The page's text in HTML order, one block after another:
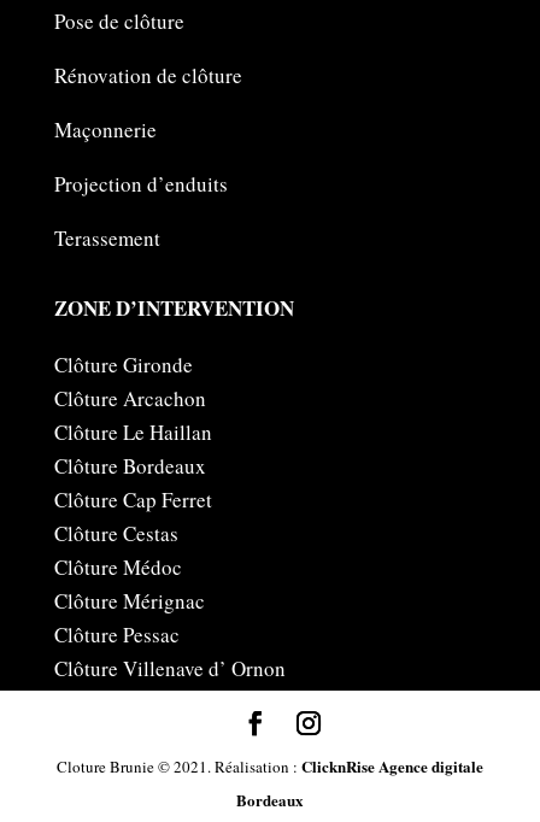
Pose de clôture
Rénovation de clôture
Maçonnerie
Projection d’enduits
Terassement
ZONE D’INTERVENTION
Clôture Gironde
Clôture Arcachon
Clôture Le Haillan
Clôture Bordeaux
Clôture Cap Ferret
Clôture Cestas
Clôture Médoc
Clôture Mérignac
Clôture Pessac
Clôture Villenave d’ Ornon
Cloture Brunie © 2021. Réalisation : ClicknRise Agence digitale
Bordeaux